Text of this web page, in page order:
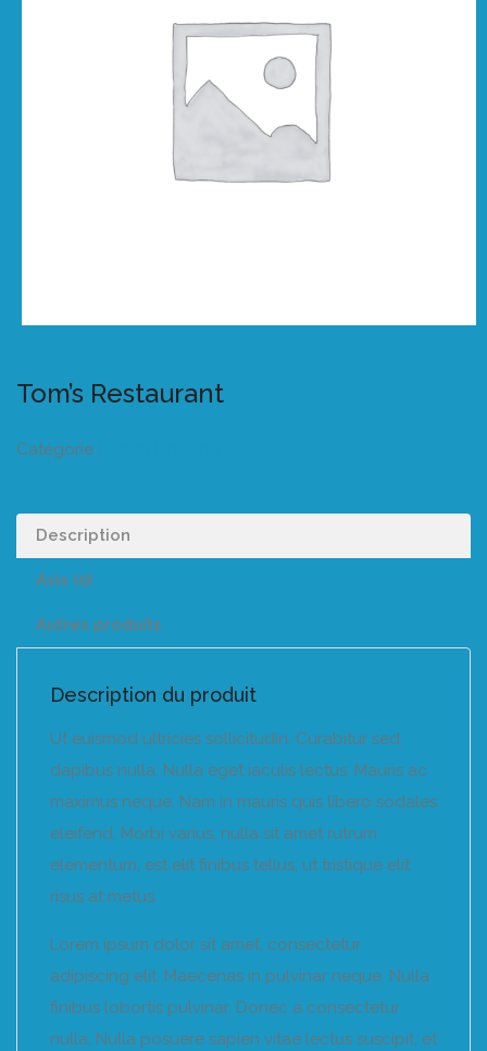
Tom’s Restaurant
Catégorie :
Description
Avis (0)
Autres produits
Description du produit
Ut euismod ultricies sollicitudin. Curabitur sed
dapibus nulla. Nulla eget iaculis lectus. Mauris ac
maximus neque. Nam in mauris quis libero sodales
eleifend. Morbi varius, nulla sit amet rutrum
elementum, est elit finibus tellus, ut tristique elit
risus at metus.
Lorem ipsum dolor sit amet, consectetur
adipiscing elit. Maecenas in pulvinar neque. Nulla
finibus lobortis pulvinar. Donec a consectetur
nulla. Nulla posuere sapien vitae lectus suscipit, et